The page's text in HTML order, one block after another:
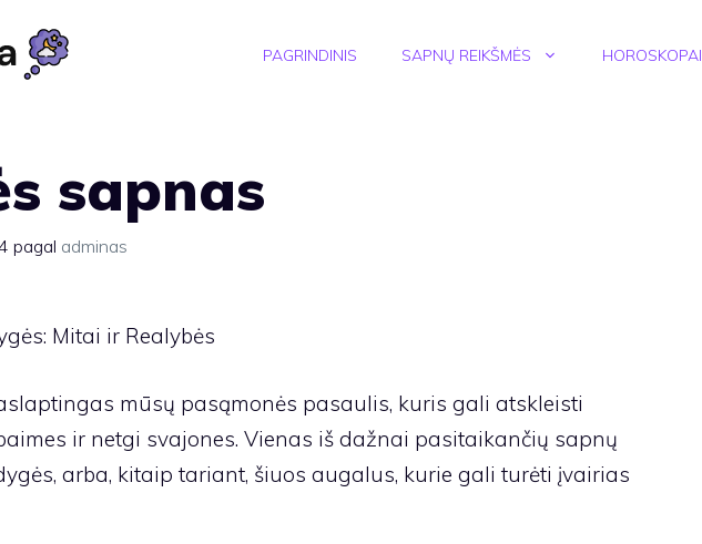
PAGRINDINIS SAPNŲ REIKŠMĖS HOROSKOPAI
sapnas
pagal adminas
Mitai ir Realybės
mūsų pasąmonės pasaulis, kuris gali atskleisti
ir netgi svajones. Vienas iš dažnai pasitaikančių sapnų
arba, kitaip tariant, šiuos augalus, kurie gali turėti įvairias